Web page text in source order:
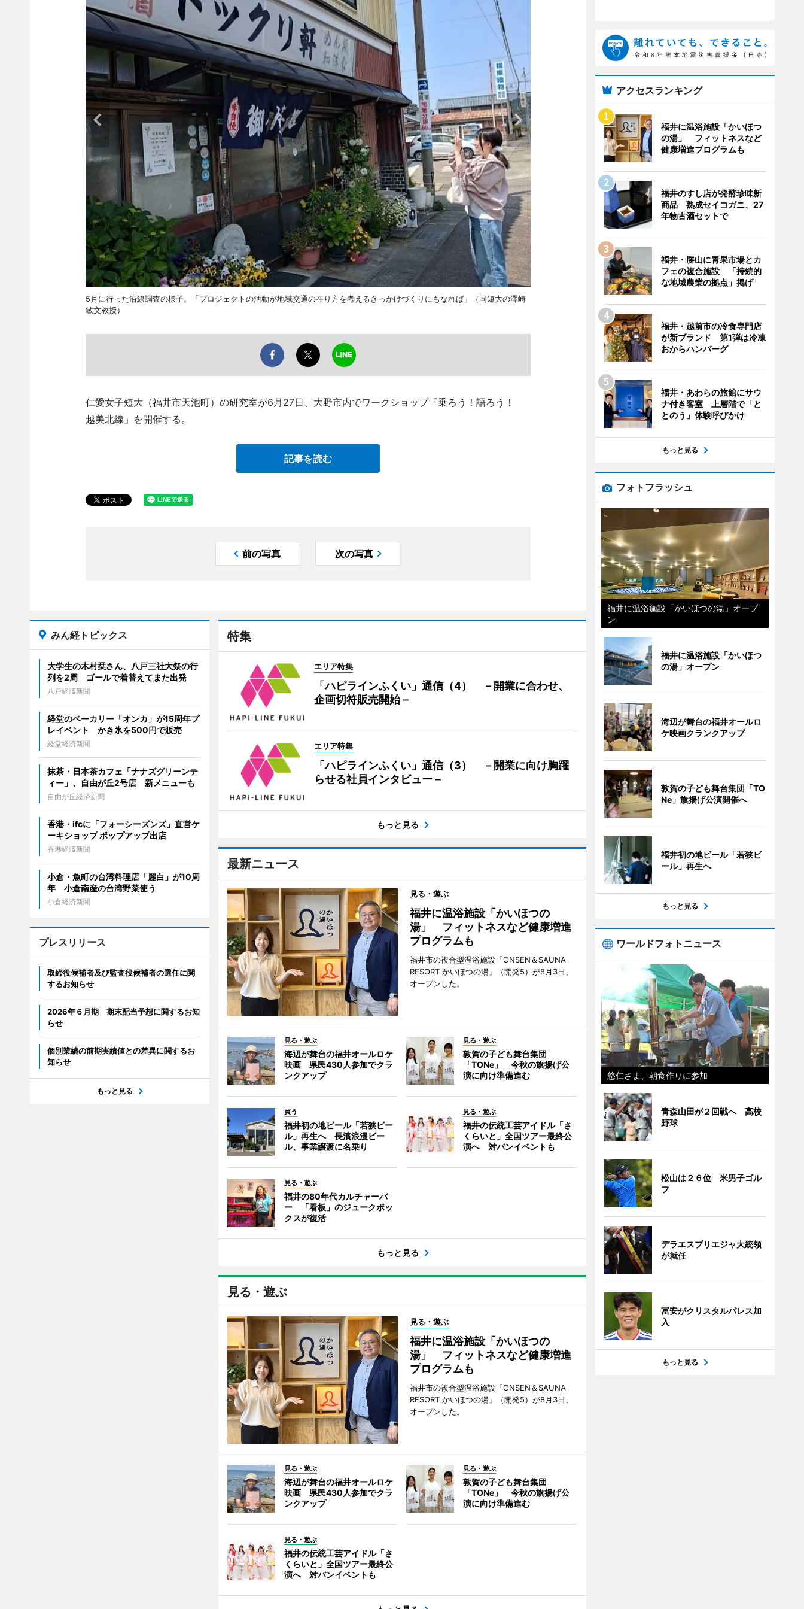
5月に行った沿線調査の様子。「プロジェクトの活動が地域交通の在り方を考えるきっかけづくりにもなれば」（同短大の澤崎
敏文教授）
仁愛女子短大（福井市天池町）の研究室が6月27日、大野市内でワークショップ「乗ろう！語ろう！
越美北線」を開催する。
記事を読む
前の写真 次の写真
特集
エリア特集
「ハピラインふくい」通信（4） －開業に合わせ、
企画切符販売開始－
エリア特集
「ハピラインふくい」通信（3） －開業に向け胸躍
らせる社員インタビュー－
もっと見る
最新ニュース
見る・遊ぶ
福井に温浴施設「かいほつの
湯」 フィットネスなど健康増進
プログラムも
福井市の複合型温浴施設「ONSEN＆SAUNA
RESORT かいほつの湯」（開発5）が8月3日、
オープンした。
見る・遊ぶ
海辺が舞台の福井オールロケ
映画 県民430人参加でクラ
ンクアップ
見る・遊ぶ
敦賀の子ども舞台集団
「TONe」 今秋の旗揚げ公
演に向け準備進む
買う
福井初の地ビール「若狭ビー
ル」再生へ 長濱浪漫ビー
ル、事業譲渡に名乗り
見る・遊ぶ
福井の伝統工芸アイドル「さ
くらいと」全国ツアー最終公
演へ 対バンイベントも
見る・遊ぶ
福井の80年代カルチャーバ
ー 「看板」のジュークボッ
クスが復活
もっと見る
見る・遊ぶ
見る・遊ぶ
福井に温浴施設「かいほつの
湯」 フィットネスなど健康増進
プログラムも
福井市の複合型温浴施設「ONSEN＆SAUNA
RESORT かいほつの湯」（開発5）が8月3日、
オープンした。
見る・遊ぶ
海辺が舞台の福井オールロケ
映画 県民430人参加でクラ
ンクアップ
見る・遊ぶ
敦賀の子ども舞台集団
「TONe」 今秋の旗揚げ公
演に向け準備進む
見る・遊ぶ
福井の伝統工芸アイドル「さ
くらいと」全国ツアー最終公
演へ 対バンイベントも
みん経トピックス
大学生の木村栞さん、八戸三社大祭の行
列を2周 ゴールで着替えてまた出発
八戸経済新聞
経堂のベーカリー「オンカ」が15周年プ
レイベント かき氷を500円で販売
経堂経済新聞
抹茶・日本茶カフェ「ナナズグリーンテ
ィー」、自由が丘2号店 新メニューも
自由が丘経済新聞
香港・ifcに「フォーシーズンズ」直営ケ
ーキショップ ポップアップ出店
香港経済新聞
小倉・魚町の台湾料理店「麗白」が10周
年 小倉南産の台湾野菜使う
小倉経済新聞
プレスリリース
取締役候補者及び監査役候補者の選任に関
するお知らせ
2026年６月期 期末配当予想に関するお知
らせ
個別業績の前期実績値との差異に関するお
知らせ
もっと見る
アクセスランキング
福井に温浴施設「かいほつ
の湯」 フィットネスなど
健康増進プログラムも
福井のすし店が発酵珍味新
商品 熟成セイコガニ、27
年物古酒セットで
福井・勝山に青果市場とカ
フェの複合施設 「持続的
な地域農業の拠点」掲げ
福井・越前市の冷食専門店
が新ブランド 第1弾は冷凍
おからハンバーグ
福井・あわらの旅館にサウ
ナ付き客室 上層階で「と
とのう」体験呼びかけ
もっと見る
フォトフラッシュ
福井に温浴施設「かいほつの湯」オープ
ン
福井に温浴施設「かいほつ
の湯」オープン
海辺が舞台の福井オールロ
ケ映画クランクアップ
敦賀の子ども舞台集団「TO
Ne」旗揚げ公演開催へ
福井初の地ビール「若狭ビ
ール」再生へ
もっと見る
ワールドフォトニュース
悠仁さま、朝食作りに参加
青森山田が２回戦へ 高校
野球
松山は２６位 米男子ゴル
フ
デラエスプリエジャ大統領
が就任
冨安がクリスタルパレス加
入
もっと見る